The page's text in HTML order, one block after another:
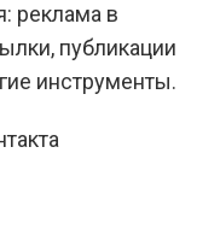
реклама в
публикации
инструменты.